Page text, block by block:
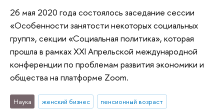
26 мая 2020 года состоялось заседание сессии
«Особенности занятости некоторых социальных
групп», секции «Социальная политика», которая
прошла в рамках XXI Апрельской международной
конференции по проблемам развития экономики и
общества на платформе Zoom.
Наука женский бизнес
пенсионный возраст